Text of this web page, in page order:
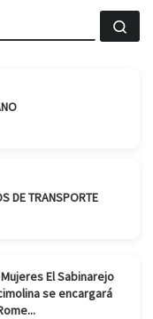
DE TRANSPORTE
El Sabinarejo
se encargará